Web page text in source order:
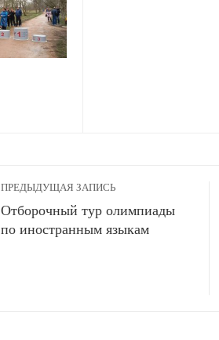
ПРЕДЫДУЩАЯ ЗАПИСЬ
Отборочный тур олимпиады
по иностранным языкам